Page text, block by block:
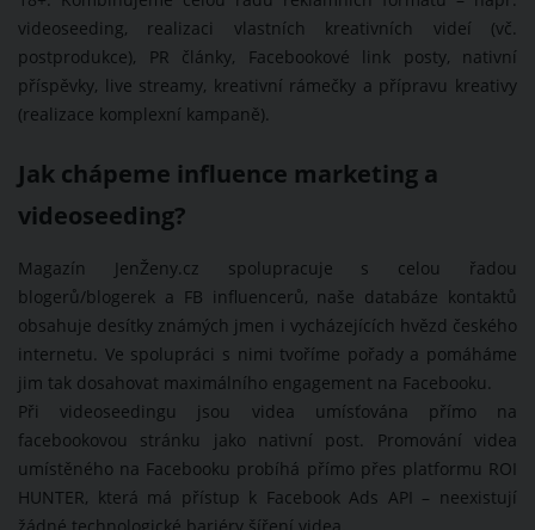
videoseeding, realizaci vlastních kreativních videí (vč.
postprodukce), PR články, Facebookové link posty, nativní
příspěvky, live streamy, kreativní rámečky a přípravu kreativy
(realizace komplexní kampaně).
Jak chápeme influence marketing a
videoseeding?
Magazín JenŽeny.cz spolupracuje s celou řadou
blogerů/blogerek a FB influencerů, naše databáze kontaktů
obsahuje desítky známých jmen i vycházejících hvězd českého
internetu. Ve spolupráci s nimi tvoříme pořady a pomáháme
jim tak dosahovat maximálního engagement na Facebooku.
Při videoseedingu jsou videa umísťována přímo na
facebookovou stránku jako nativní post. Promování videa
umístěného na Facebooku probíhá přímo přes platformu ROI
HUNTER, která má přístup k Facebook Ads API – neexistují